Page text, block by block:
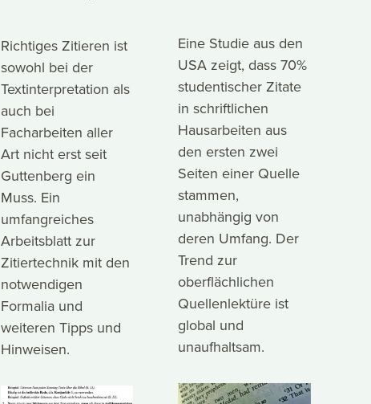
Richtiges Zitieren ist
sowohl bei der
Textinterpretation als
auch bei
Facharbeiten aller
Art nicht erst seit
Guttenberg ein
Muss. Ein
umfangreiches
Arbeitsblatt zur
Zitiertechnik mit den
notwendigen
Formalia und
weiteren Tipps und
Hinweisen.
Eine Studie aus den
USA zeigt, dass 70%
studentischer Zitate
in schriftlichen
Hausarbeiten aus
den ersten zwei
Seiten einer Quelle
stammen,
unabhängig von
deren Umfang. Der
Trend zur
oberflächlichen
Quellenlektüre ist
global und
unaufhaltsam.